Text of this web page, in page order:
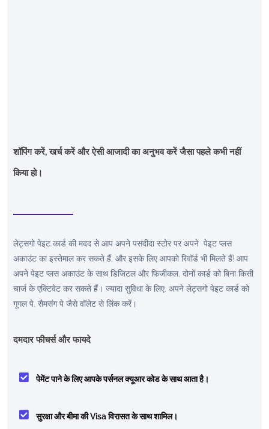
शॉपिंग करें, खर्च करें और ऐसी आजादी का अनुभव करें जैसा पहले कभी नहीं
किया हो।
लेट्सगो पेइट कार्ड की मदद से आप अपने पसंदीदा स्टोर पर अपने पेइट प्लस
अकाउंट का इस्तेमाल कर सकते हैं, और इसके लिए आपको रिवॉर्ड भी मिलते हैं! आप
अपने पेइट प्लस अकाउंट के साथ डिजिटल और फिजीकल, दोनों कार्ड को बिना किसी
चार्ज के एक्टिवेट कर सकते हैं। ज्यादा सुविधा के लिए, अपने लेट्सगो पेइट कार्ड को
गूगल पे, सैमसंग पे जैसे वॉलेट से लिंक करें।
दमदार फीचर्स और फायदे
पेमेंट पाने के लिए आपके पर्सनल क्यूआर कोड के साथ आता है।
सुरक्षा और बीमा की Visa विरासत के साथ शामिल।